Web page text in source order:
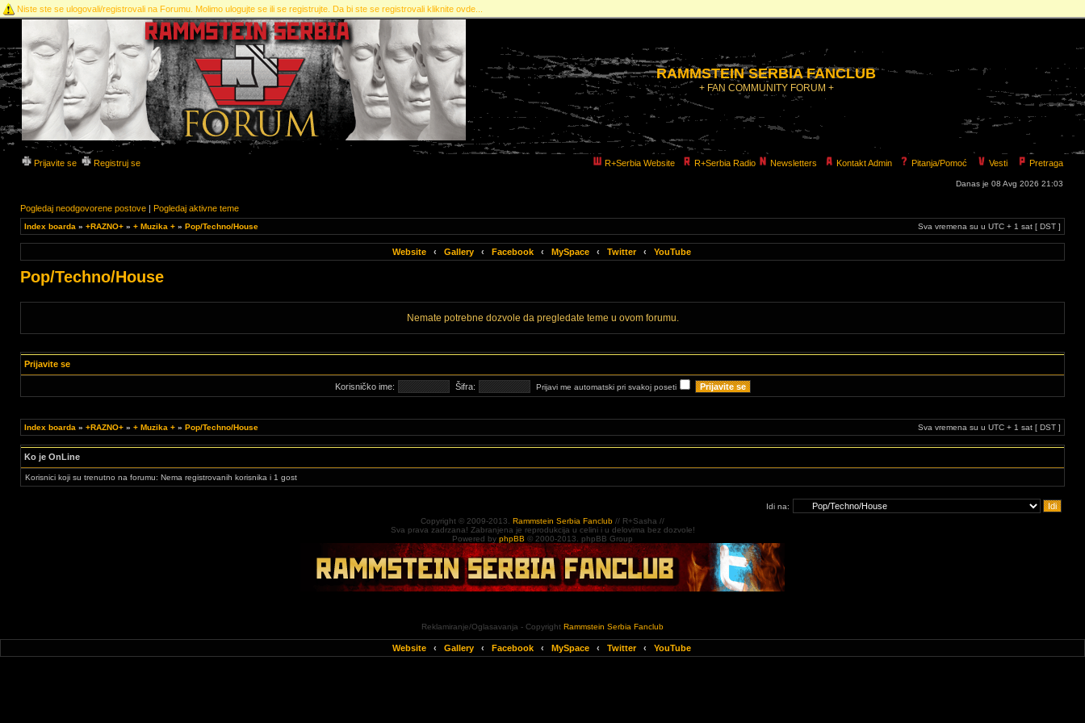
Niste ste se ulogovali/registrovali na Forumu. Molimo ulogujte se ili se registrujte. Da bi ste se registrovali kliknite ovde...
RAMMSTEIN SERBIA FANCLUB
+ FAN COMMUNITY FORUM +
Prijavite se Registruj se R+Serbia Website R+Serbia Radio Newsletters Kontakt Admin Pitanja/Pomoć Vesti Pretraga
Danas je 08 Avg 2026 21:03
Pogledaj neodgovorene postove | Pogledaj aktivne teme
Index boarda » +RAZNO+ » + Muzika + » Pop/Techno/House Sva vremena su u UTC + 1 sat [ DST ]
Website ‹ Gallery ‹ Facebook ‹ MySpace ‹ Twitter ‹ YouTube
Pop/Techno/House
Nemate potrebne dozvole da pregledate teme u ovom forumu.
Prijavite se
Korisničko ime: Šifra: Prijavi me automatski pri svakoj poseti
Index boarda » +RAZNO+ » + Muzika + » Pop/Techno/House Sva vremena su u UTC + 1 sat [ DST ]
Ko je OnLine
Korisnici koji su trenutno na forumu: Nema registrovanih korisnika i 1 gost
Idi na:
Copyright © 2009-2013. Rammstein Serbia Fanclub // R+Sasha //
Sva prava zadrzana! Zabranjena je reprodukcija u celini i u delovima bez dozvole!
Powered by phpBB © 2000-2013. phpBB Group
Reklamiranje/Oglasavanja - Copyright Rammstein Serbia Fanclub
Website ‹ Gallery ‹ Facebook ‹ MySpace ‹ Twitter ‹ YouTube